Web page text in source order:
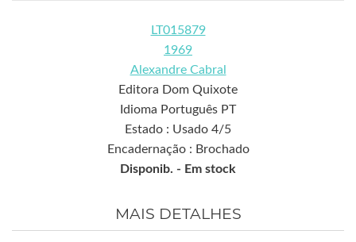
LT015879
1969
Alexandre Cabral
Editora Dom Quixote
Idioma Português PT
Estado : Usado 4/5
Encadernação : Brochado
Disponib. - Em stock
MAIS DETALHES